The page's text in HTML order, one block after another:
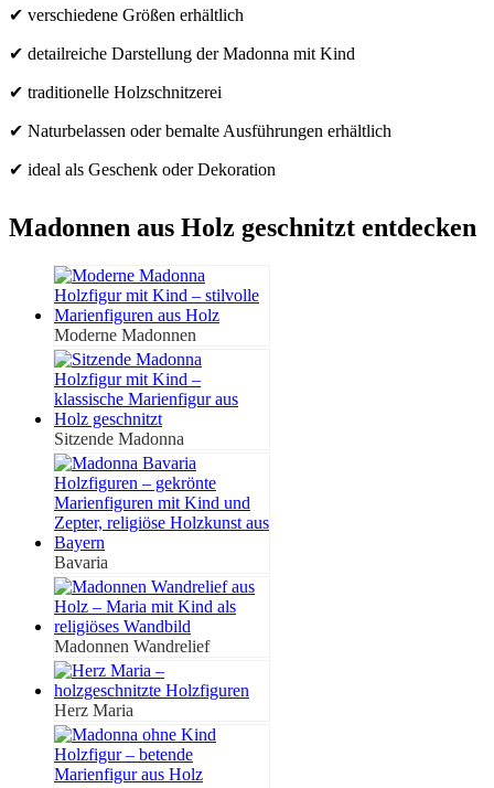
✔ verschiedene Größen erhältlich
✔ detailreiche Darstellung der Madonna mit Kind
✔ traditionelle Holzschnitzerei
✔ Naturbelassen oder bemalte Ausführungen erhältlich
✔ ideal als Geschenk oder Dekoration
Madonnen aus Holz geschnitzt entdecken
Moderne Madonnen
Sitzende Madonna
Bavaria
Madonnen Wandrelief
Herz Maria